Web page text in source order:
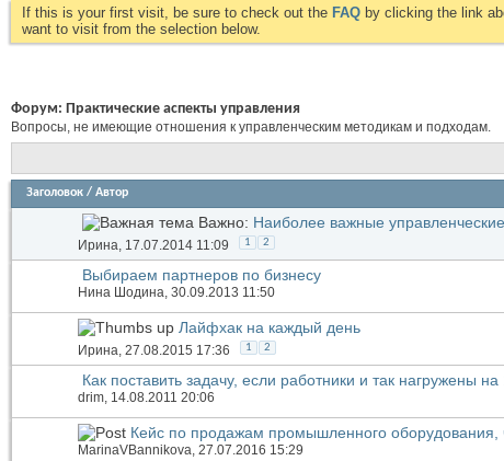
If this is your first visit, be sure to check out the FAQ by clicking the link
want to visit from the selection below.
Форум: Практические аспекты управления
Вопросы, не имеющие отношения к управленческим методикам и подходам.
Заголовок / Автор
Важно: Наиболее важные
Иринa, 17.07.2014 11:09 1 2
Выбираем партнеров по бизнесу
Нина Шодина, 30.09.2013 11:50
Лайфхак на каждый день
Иринa, 27.08.2015 17:36 1 2
Как поставить задачу, если работники и так нагружены
drim, 14.08.2011 20:06
Кейс по продажам промышленного оборудования,
MarinaVBannikova, 27.07.2016 15:29